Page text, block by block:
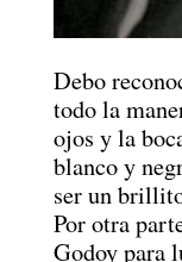
Debo
todo la
ojos y la
blanco y
ser un
Por otra
Godoy para